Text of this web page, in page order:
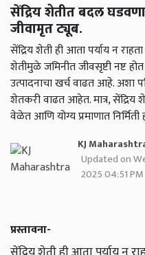
सेंद्रिय शेतीत बदल
जीवामृत ट्यूब.
सेंद्रिय शेती ही आता पर्याय न
शेतीमुळे जमिनीत जीवसृष्टी नष्ट
उत्पादनाचा खर्च वाढत आहे. अशा
शेतकरी वाढत आहेत. मात्र,
वेळेत आणि योग्य प्रमाणात
KJ
Updated on
2025 04:51 PM
प्रस्तावना-